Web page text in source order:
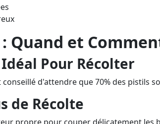
Quand et
Pour Récolter
conseillé d'attendre que 70% des pistils
de Récolte